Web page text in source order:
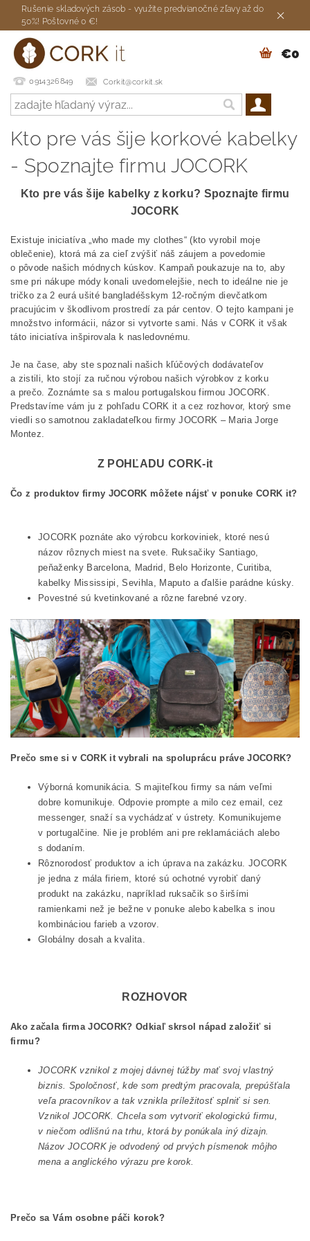
Rušenie skladových zásob - využite predvianočné zľavy až do
50%! Poštovné 0 €!
0914326849 Corkit@corkit.sk
€0
Kto pre vás šije korkové kabelky
- Spoznajte firmu JOCORK
Kto pre vás šije kabelky z korku? Spoznajte firmu
JOCORK
Existuje iniciatíva „who made my clothes“ (kto vyrobil moje
oblečenie), ktorá má za cieľ zvýšiť náš záujem a povedomie
o pôvode našich módnych kúskov. Kampaň poukazuje na to, aby
sme pri nákupe módy konali uvedomelejšie, nech to ideálne nie je
tričko za 2 eurá ušité bangladéšskym 12-ročným dievčatkom
pracujúcim v škodlivom prostredí za pár centov. O tejto kampani je
množstvo informácii, názor si vytvorte sami. Nás v CORK it však
táto iniciatíva inšpirovala k nasledovnému.
Je na čase, aby ste spoznali našich kľúčových dodávateľov
a zistili, kto stojí za ručnou výrobou našich výrobkov z korku
a prečo. Zoznámte sa s malou portugalskou firmou JOCORK.
Predstavíme vám ju z pohľadu CORK it a cez rozhovor, ktorý sme
viedli so samotnou zakladateľkou firmy JOCORK – Maria Jorge
Montez.
Z POHĽADU CORK-it
Čo z produktov firmy JOCORK môžete nájsť v ponuke CORK it?
JOCORK poznáte ako výrobcu korkoviniek, ktoré nesú
názov rôznych miest na svete. Ruksačiky Santiago,
peňaženky Barcelona, Madrid, Belo Horizonte, Curitiba,
kabelky Mississipi, Sevihla, Maputo a ďalšie parádne kúsky.
Povestné sú kvetinkované a rôzne farebné vzory.
Prečo sme si v CORK it vybrali na spoluprácu práve JOCORK?
Výborná komunikácia. S majiteľkou firmy sa nám veľmi
dobre komunikuje. Odpovie prompte a milo cez email, cez
messenger, snaží sa vychádzať v ústrety. Komunikujeme
v portugalčine. Nie je problém ani pre reklamáciách alebo
s dodaním.
Rôznorodosť produktov a ich úprava na zakázku. JOCORK
je jedna z mála firiem, ktoré sú ochotné vyrobiť daný
produkt na zakázku, napríklad ruksačik so širšími
ramienkami než je bežne v ponuke alebo kabelka s inou
kombináciou farieb a vzorov.
Globálny dosah a kvalita.
ROZHOVOR
Ako začala firma JOCORK? Odkiaľ skrsol nápad založiť si
firmu?
JOCORK vznikol z mojej dávnej túžby mať svoj vlastný
biznis. Spoločnosť, kde som predtým pracovala, prepúšťala
veľa pracovníkov a tak vznikla príležitosť splniť si sen.
Vznikol JOCORK. Chcela som vytvoriť ekologickú firmu,
v niečom odlišnú na trhu, ktorá by ponúkala iný dizajn.
Názov JOCORK je odvodený od prvých písmenok môjho
mena a anglického výrazu pre korok.
Prečo sa Vám osobne páči korok?